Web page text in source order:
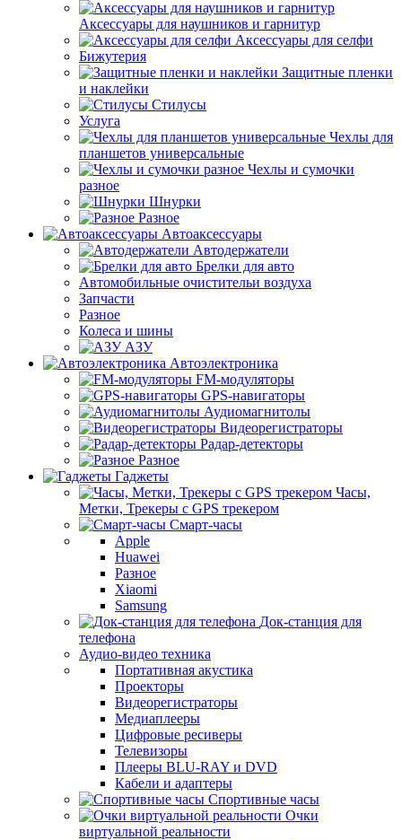
Аксессуары для наушников и гарнитур
Аксессуары для селфи
Бижутерия
Защитные пленки
и наклейки
Стилусы
Услуга
Чехлы для
планшетов универсальные
Чехлы и сумочки
разное
Шнурки
Разное
Автоаксессуары
Автодержатели
Брелки для авто
Автомобильные очистительи воздуха
Запчасти
Разное
Колеса и шины
АЗУ
Автоэлектроника
FM-модуляторы
GPS-навигаторы
Аудиомагнитолы
Видеорегистраторы
Радар-детекторы
Разное
Гаджеты
Часы,
Метки, Трекеры с GPS трекером
Смарт-часы
Apple
Huawei
Разное
Xiaomi
Samsung
Док-станция для
телефона
Аудио-видео техника
Портативная акустика
Проекторы
Видеорегистраторы
Медиаплееры
Цифровые ресиверы
Телевизоры
Плееры BLU-RAY и DVD
Кабели и адаптеры
Спортивные часы
Очки
виртуальной реальности